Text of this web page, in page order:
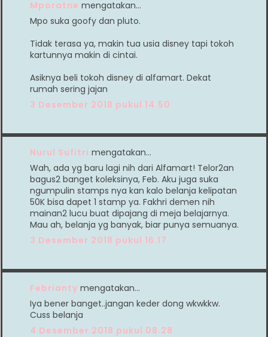
Mporatne mengatakan…
Mpo suka goofy dan pluto.
Tidak terasa ya, makin tua usia disney tapi tokoh
kartunnya makin di cintai.
Asiknya beli tokoh disney di alfamart. Dekat
rumah sering jajan
3 Desember 2018 pukul 14.50
Nurul Sufitri mengatakan…
Wah, ada yg baru lagi nih dari Alfamart! Telor2an
bagus2 banget koleksinya, Feb. Aku juga suka
ngumpulin stamps nya kan kalo belanja kelipatan
50K bisa dapet 1 stamp ya. Fakhri demen nih
mainan2 lucu buat dipajang di meja belajarnya.
Mau ah, belanja yg banyak, biar punya semuanya.
3 Desember 2018 pukul 16.17
Febrianty mengatakan…
Iya bener banget..jangan keder dong wkwkkw.
Cuss belanja
4 Desember 2018 pukul 08.28